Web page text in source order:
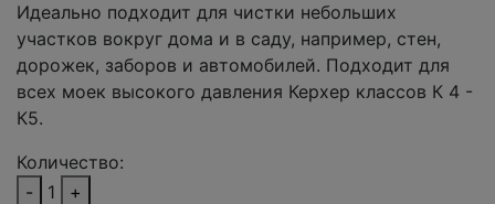
Идеально подходит для чистки небольших
участков вокруг дома и в саду, например, стен,
дорожек, заборов и автомобилей. Подходит для
всех моек высокого давления Керхер классов К 4 -
К5.
Количество:
-
1
+